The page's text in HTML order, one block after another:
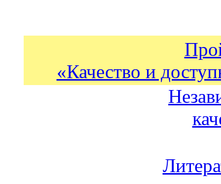
«Качество и